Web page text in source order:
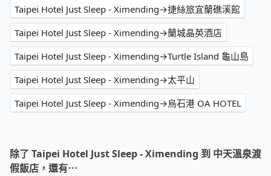
Taipei Hotel Just Sleep - Ximending→捷絲旅宜蘭礁溪館
Taipei Hotel Just Sleep - Ximending→蘭城晶英酒店
Taipei Hotel Just Sleep - Ximending→Turtle Island 龜山島
Taipei Hotel Just Sleep - Ximending→太平山
Taipei Hotel Just Sleep - Ximending→烏石港 OA HOTEL
除了 Taipei Hotel Just Sleep - Ximending 到 中天溫泉渡
假飯店，還有⋯